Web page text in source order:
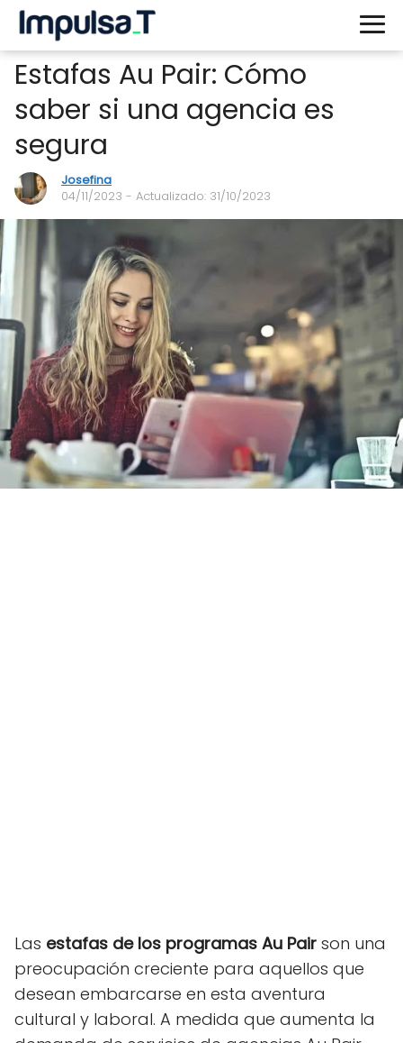
Estafas Au Pair: Cómo
saber si una agencia es
segura
Josefina
04/11/2023 - Actualizado: 31/10/2023
Las estafas de los programas Au Pair son una
preocupación creciente para aquellos que
desean embarcarse en esta aventura
cultural y laboral. A medida que aumenta la